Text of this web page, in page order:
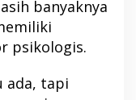
banyaknya
psikologis.
ada, tapi